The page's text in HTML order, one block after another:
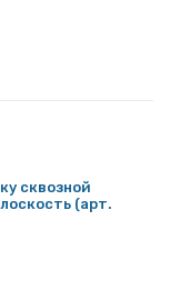
сквозной
(арт.